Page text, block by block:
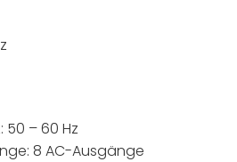
50 – 60 Hz
8 AC-Ausgänge